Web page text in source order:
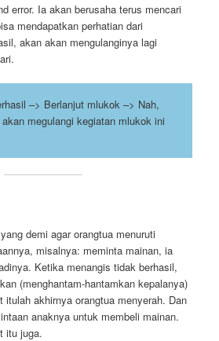
error. Ia akan berusaha terus mencari
mendapatkan perhatian dari
akan akan mengulanginya lagi
–> Berlanjut mlukok –> Nah,
megulangi kegiatan mlukok ini
demi agar orangtua menuruti
misalnya: meminta mainan, ia
Ketika menangis tidak berhasil,
(menghantam-hantamkan kepalanya)
akhirnya orangtua menyerah. Dan
anaknya untuk membeli mainan.
itu juga.